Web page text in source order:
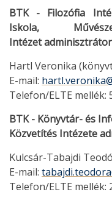
BTK - Filozófia
Iskola,
Intézet
Hartl Veronika
E-mail:
Telefon/ELTE mellék:
BTK - Könyvtár- és
Közvetítés Intézete
Kulcsár-Tabajdi
E-mail:
Telefon/ELTE mellék: